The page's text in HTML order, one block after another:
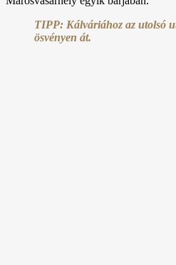
TIPP: Kálváriához az utolsó
ösvényen át.